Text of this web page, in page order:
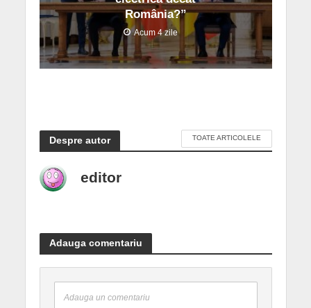
România?”
Acum 4 zile
Despre autor TOATE ARTICOLELE
editor
Adauga comentariu
Adauga un comentariu